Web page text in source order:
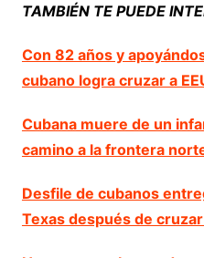
TAMBIÉN TE PUEDE
Con 82 años y
cubano logra cruzar a
Cubana muere de un
camino a la frontera
Desfile de cubanos
Texas después de